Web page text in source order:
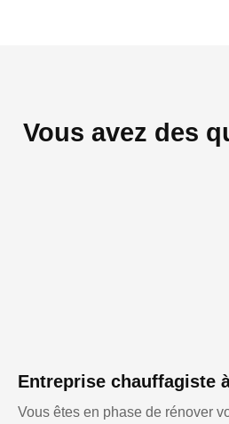
Vous avez des
Entreprise chauffagiste
Vous êtes en phase de rénover